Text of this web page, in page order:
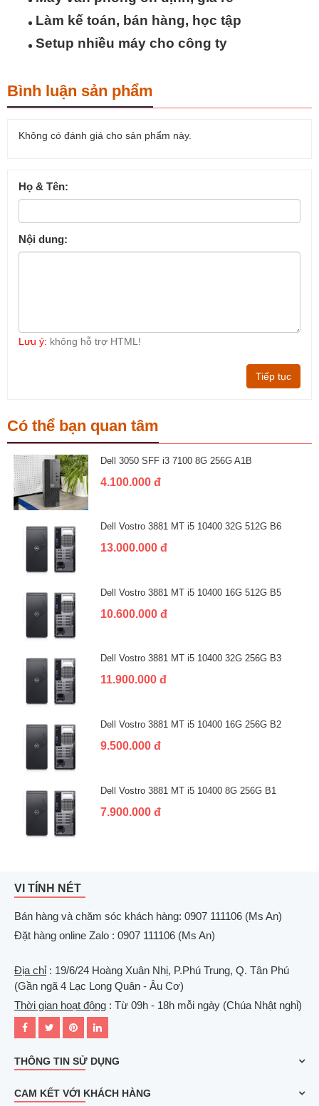
Làm kế toán, bán hàng, học tập
Setup nhiều máy cho công ty
Bình luận sản phẩm
Không có đánh giá cho sản phẩm này.
Họ & Tên:
Nội dung:
Lưu ý: không hỗ trợ HTML!
Tiếp tục
Có thể bạn quan tâm
Dell 3050 SFF i3 7100 8G 256G A1B
4.100.000 đ
Dell Vostro 3881 MT i5 10400 32G 512G B6
13.000.000 đ
Dell Vostro 3881 MT i5 10400 16G 512G B5
10.600.000 đ
Dell Vostro 3881 MT i5 10400 32G 256G B3
11.900.000 đ
Dell Vostro 3881 MT i5 10400 16G 256G B2
9.500.000 đ
Dell Vostro 3881 MT i5 10400 8G 256G B1
7.900.000 đ
VI TÍNH NÉT
Bán hàng và chăm sóc khách hàng: 0907 111106 (Ms An)
Đặt hàng online Zalo : 0907 111106 (Ms An)
Địa chỉ: 19/6/24 Hoàng Xuân Nhị, P.Phú Trung, Q. Tân Phú
(Gần ngã 4 Lạc Long Quân - Âu Cơ)
Thời gian hoạt động : Từ 09h - 18h mỗi ngày (Chúa Nhật nghỉ)
THÔNG TIN SỬ DỤNG
CAM KẾT VỚI KHÁCH HÀNG